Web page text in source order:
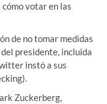
votar en las
de no tomar medidas
presidente, incluida
instó a sus
Zuckerberg,